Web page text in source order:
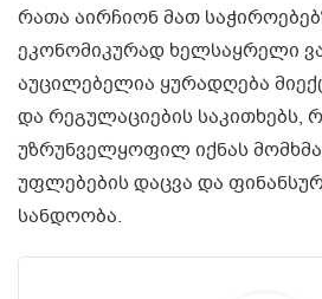
რათა აირჩიონ მათ
ეკონომიკურად ხელსაყრელი
აუცილებელია ყურადღება
და რეგულაციების საკითხებს,
უზრუნველყოფილ იქნას
უფლებების დაცვა და
სანდოობა.